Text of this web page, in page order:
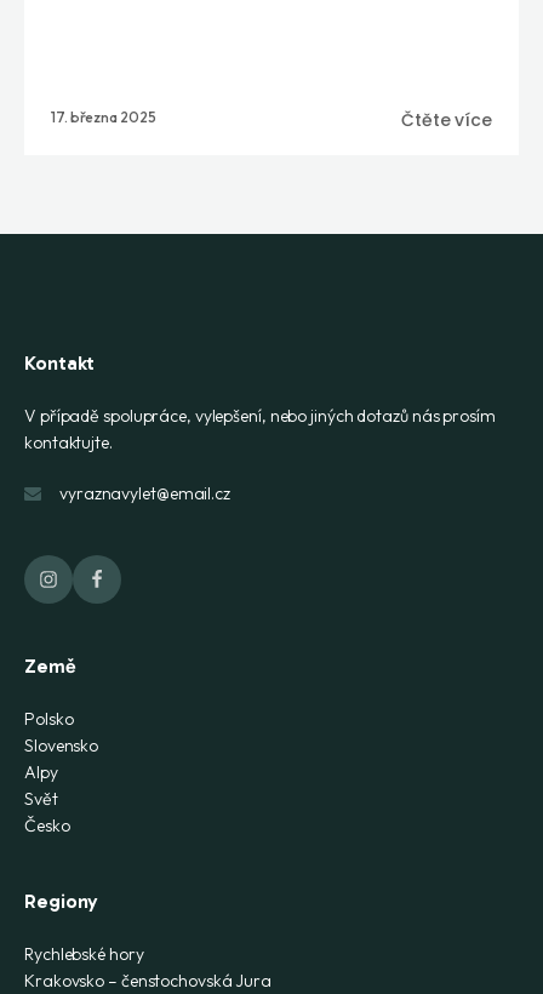
17. března 2025 Čtěte více
Kontakt
V případě spolupráce, vylepšení, nebo jiných dotazů nás prosím
kontaktujte.
vyraznavylet@email.cz
Země
Polsko
Slovensko
Alpy
Svět
Česko
Regiony
Rychlebské hory
Krakovsko – čenstochovská Jura